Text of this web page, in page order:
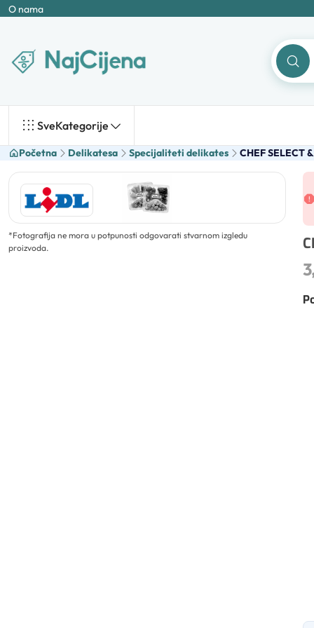
O nama
SveKategorije
Početna Delikatesa Specijaliteti delikates CHEF SELECT
*Fotografija ne mora u potpunosti odgovarati stvarnom izgledu
proizvoda.